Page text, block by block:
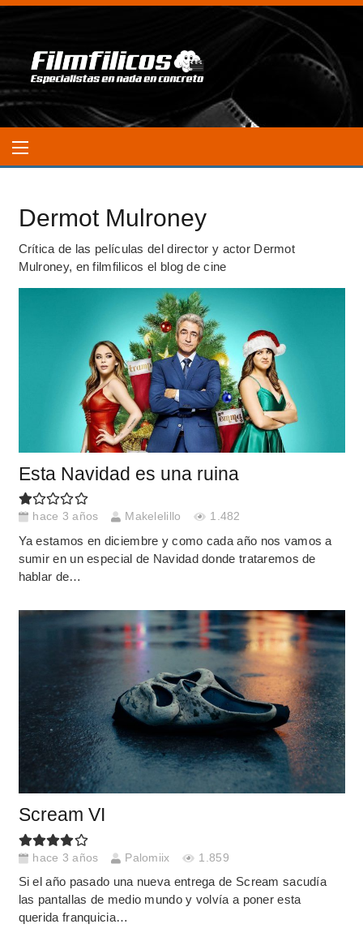
Dermot Mulroney
Crítica de las películas del director y actor Dermot
Mulroney, en filmfilicos el blog de cine
Esta Navidad es una ruina
hace 3 años Makelelillo 1.482
Ya estamos en diciembre y como cada año nos vamos a
sumir en un especial de Navidad donde trataremos de
hablar de…
Scream VI
hace 3 años Palomiix 1.859
Si el año pasado una nueva entrega de Scream sacudía
las pantallas de medio mundo y volvía a poner esta
querida franquicia…